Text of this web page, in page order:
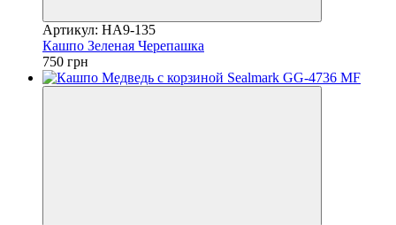
Артикул: HA9-135
Кашпо Зеленая Черепашка
750 грн